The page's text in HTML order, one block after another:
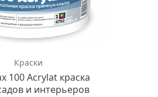
Краски
100 Acrylat краска
и интерьеров